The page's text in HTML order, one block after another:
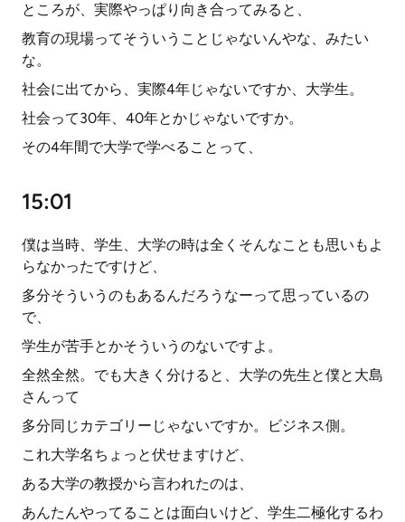
ところが、実際やっぱり向き合ってみると、
教育の現場ってそういうことじゃないんやな、みたい
な。
社会に出てから、実際4年じゃないですか、大学生。
社会って30年、40年とかじゃないですか。
その4年間で大学で学べることって、
15:01
僕は当時、学生、大学の時は全くそんなことも思いもよ
らなかったですけど、
多分そういうのもあるんだろうなーって思っているの
で、
学生が苦手とかそういうのないですよ。
全然全然。でも大きく分けると、大学の先生と僕と大島
さんって
多分同じカテゴリーじゃないですか。ビジネス側。
これ大学名ちょっと伏せますけど、
ある大学の教授から言われたのは、
あんたんやってることは面白いけど、学生二極化するわ